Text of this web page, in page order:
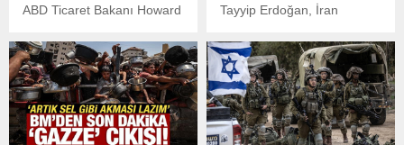
ABD Ticaret Bakanı Howard
Başkanı Volodimir Zelenski
ile ABD Başkanı Donald
Trump ve Başkan
Yardımcısı J.D. Vance
arasında yaşanan
tartışmanın ardından
Tayyip Erdoğan, İran
Pezekişyan ile yaptığı
telefon görüşmesinde,
İsrail’in İran’a yönelik
saldırılarını en kuvvetli
şekilde kınadığını ifade etti.